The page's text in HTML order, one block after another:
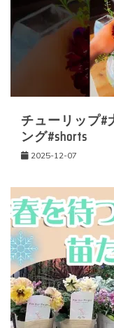
ョ
ン
チューリップ#
ング#shorts
2025-12-07